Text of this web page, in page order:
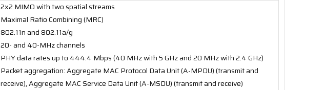
2x2 MIMO with two spatial streams
Maximal Ratio Combining (MRC)
802.11n and 802.11a/g
20- and 40-MHz channels
PHY data rates up to 444.4 Mbps (40 MHz with 5 GHz and 20 MHz with 2.4 GHz)
Packet aggregation: Aggregate MAC Protocol Data Unit (A-MPDU) (transmit and
receive), Aggregate MAC Service Data Unit (A-MSDU) (transmit and receive)